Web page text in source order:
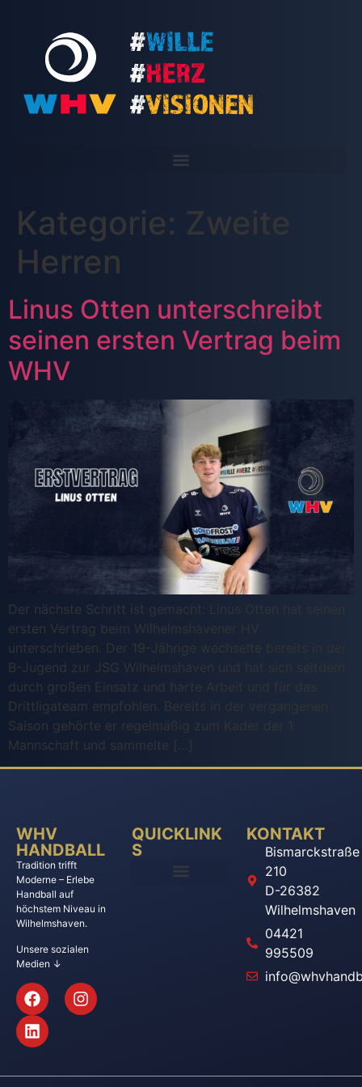
Kategorie: Zweite
Herren
Linus Otten unterschreibt
seinen ersten Vertrag beim
WHV
Der nächste Schritt ist gemacht: Linus Otten hat seinen
ersten Vertrag beim Wilhelmshavener HV
unterschrieben. Der 19-Jährige wechselte bereits in der
B-Jugend zur JSG Wilhelmshaven und hat sich seitdem
durch großen Einsatz und harte Arbeit und für das
Drittligateam empfohlen. Bereits in der vergangenen
Saison gehörte er regelmäßig zum Kader der 1.
Mannschaft und sammelte […]
WHV
HANDBALL
Tradition trifft
Moderne – Erlebe
Handball auf
höchstem Niveau in
Wilhelmshaven.
Unsere sozialen
Medien ↓
QUICKLINK
S
KONTAKT
Bismarckstraße
210
D-26382
Wilhelmshaven
04421
995509